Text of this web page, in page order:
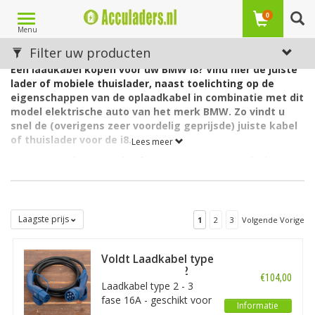
Toggle
navigation
Menu
0
Laadkabels voor de BMW i8
Een laadkabel kopen voor uw BMW i8? Vind hier de juiste
lader of mobiele thuislader, naast toelichting op de
eigenschappen van de oplaadkabel in combinatie met dit
model elektrische auto van het merk BMW. Zo vindt u
snel de (overigens zeer voordelig geprijsde) juiste kabel
of thuislader voor de i8.
De BMW i8 wordt sinds maart 2018
nietmeer verkocht.
Welk type laadkabel voor de BMW i8?
laden via 1 fase met 32 ampère. Hiervoor is een EV laadkabel
Type 2, 1 fase, 32A geschikt.
Op zoek naar een oplaadkabel voor een andere BMW?
dan ons overzicht metalle laadkabels voor BMW. Op zoek
Lees meer
Filter uw producten
Laagste prijs 1 2 3 Volgende Vorige
Voldt Laadkabel type
2 - 3 fase 16A - 2
meter
Laadkabel type 2 - 3
fase 16A - geschikt voor
€104,00
Informatie